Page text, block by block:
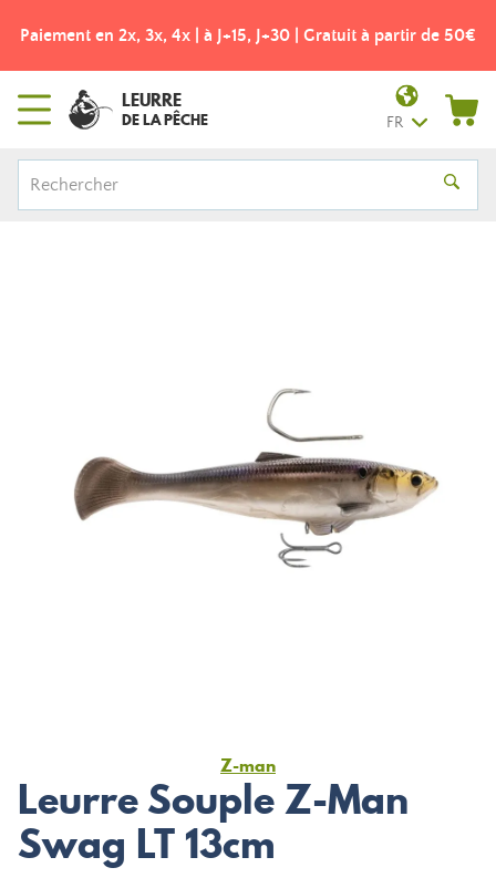
Paiement en 2x, 3x, 4x | à J+15, J+30 | Gratuit à partir de 50€
LEURRE
DE LA PÊCHE FR
Z-man
Leurre Souple Z-Man
Swag LT 13cm